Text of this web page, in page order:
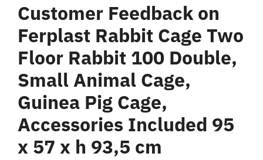
Customer Feedback on
Ferplast Rabbit Cage Two
Floor Rabbit 100 Double,
Small Animal Cage,
Guinea Pig Cage,
Accessories Included 95
x 57 x h 93,5 cm